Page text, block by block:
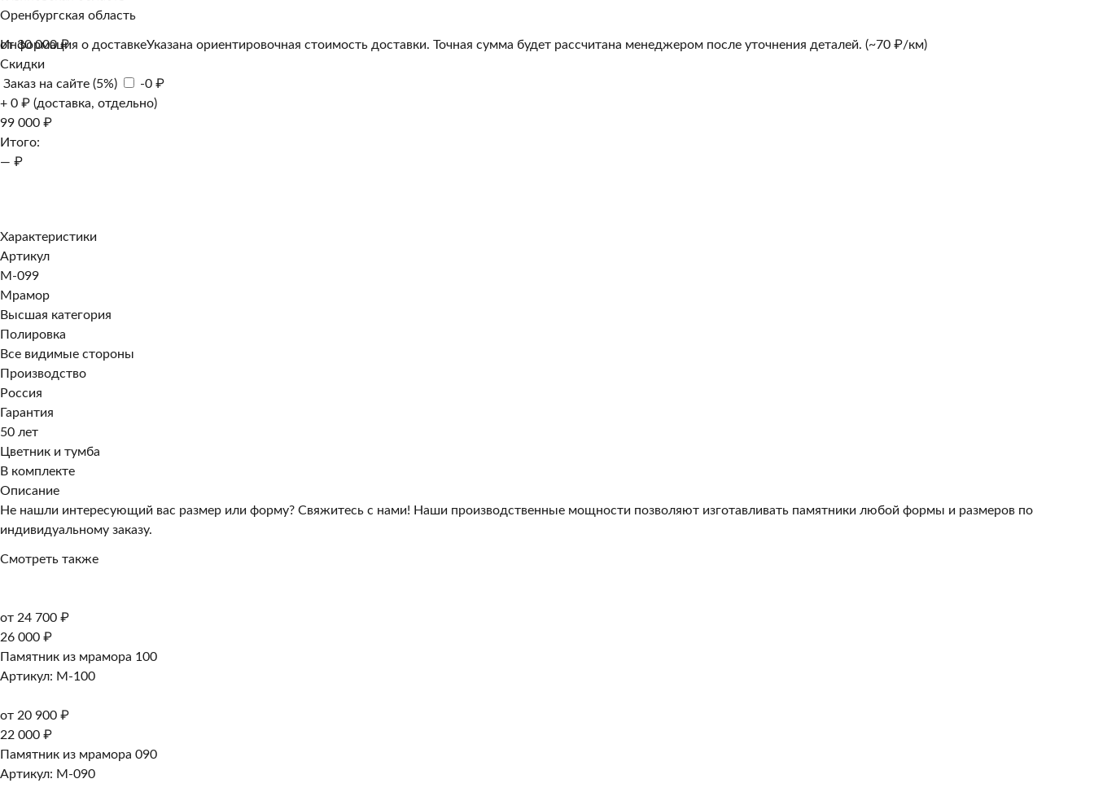
Оренбургская область
Информация о доставкеУказана ориентировочная стоимость доставки. Точная сумма будет рассчитана менеджером после уточнения деталей. (~70 ₽/км)
от 30 000 ₽
Скидки
Заказ на сайте (5%)
-0 ₽
+ 0 ₽ (доставка, отдельно)
99 000 ₽
Итого:
— ₽
Характеристики
Артикул
M-099
Мрамор
Высшая категория
Полировка
Все видимые стороны
Производство
Россия
Гарантия
50 лет
Цветник и тумба
В комплекте
Описание
Не нашли интересующий вас размер или форму? Свяжитесь с нами! Наши производственные мощности позволяют изготавливать памятники любой формы и размеров по
индивидуальному заказу.
Смотреть также
от 24 700 ₽
26 000 ₽
Памятник из мрамора 100
Артикул: M-100
от 20 900 ₽
22 000 ₽
Памятник из мрамора 090
Артикул: M-090